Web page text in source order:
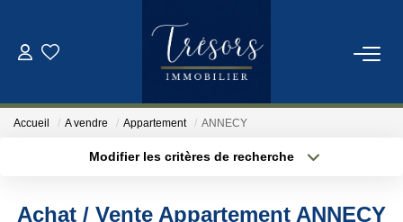
Accueil A vendre Appartement ANNECY
Modifier les critères de recherche
Achat / Vente Appartement ANNECY